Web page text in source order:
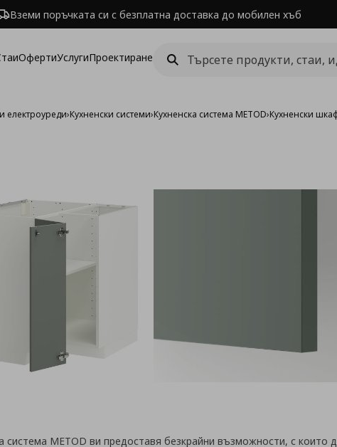
Вземи поръчката си с безплатна доставка до мобилен хъб
ОфертиУслугиПроектиране
електроуреди›Кухненски системи›Кухненска система METOD›Кухненски
система METOD ви предоставя безкрайни възможности, с които